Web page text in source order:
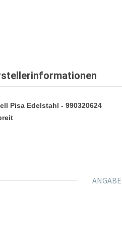
Pisa Edelstahl - 990320624